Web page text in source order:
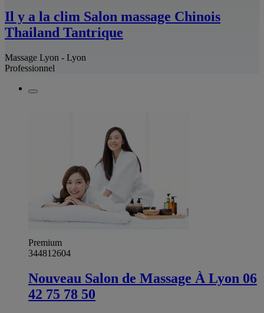
Il y a la clim Salon massage Chinois
Thailand Tantrique
Massage Lyon - Lyon
Professionnel
Premium
344812604
Nouveau Salon de Massage À Lyon 06
42 75 78 50